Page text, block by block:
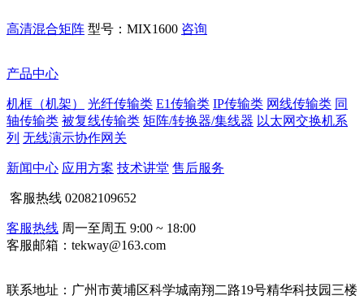
高清混合矩阵 型号：MIX1600 咨询
产品中心
机框（机架） 光纤传输类 E1传输类 IP传输类 网线传输类 同
轴传输类 被复线传输类 矩阵/转换器/集线器 以太网交换机系
列 无线演示协作网关
新闻中心 应用方案 技术讲堂 售后服务
客服热线 02082109652
客服热线 周一至周五 9:00 ~ 18:00
客服邮箱：tekway@163.com
联系地址： 广州市黄埔区科学城南翔二路19号精华科技园三楼